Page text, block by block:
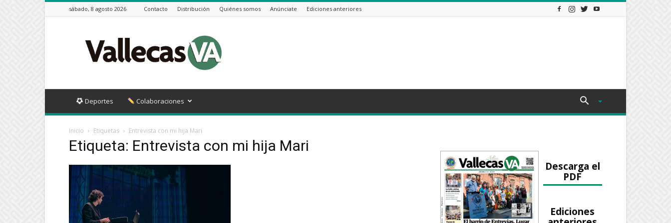
sábado, 8 agosto 2026 Contacto Distribución Quiénes somos Anúnciate Ediciones anteriores
VA
Deportes Colaboraciones
Inicio Etiquetas Entrevista con mi hija Mari
Etiqueta: Entrevista con mi hija Mari
Descarga el
PDF
Ediciones